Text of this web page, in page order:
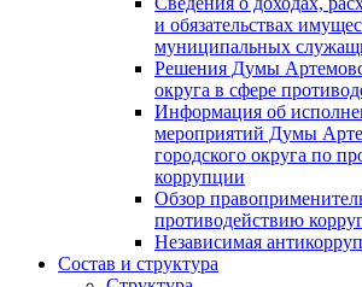
и обязательствах
муниципальных
Решения Думы
округа в сфере
Информация об
мероприятий Думы
городского округа по
коррупции
Обзор
противодействию
Независимая
Состав и структура